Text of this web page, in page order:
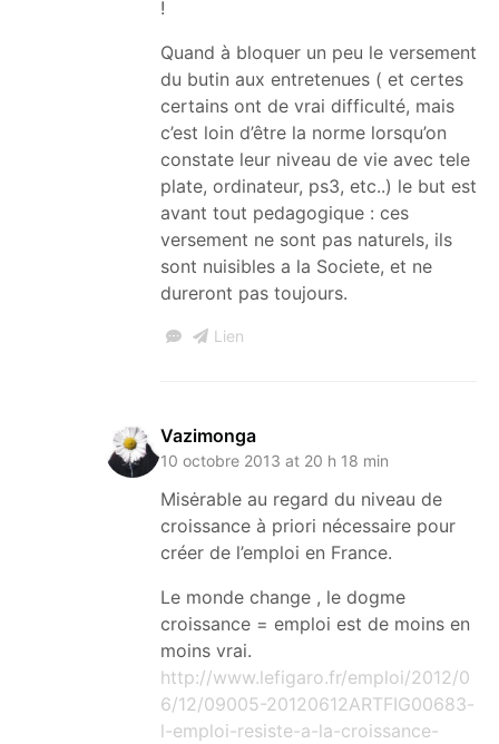
!
Quand à bloquer un peu le versement
du butin aux entretenues ( et certes
certains ont de vrai difficulté, mais
c’est loin d’être la norme lorsqu’on
constate leur niveau de vie avec tele
plate, ordinateur, ps3, etc..) le but est
avant tout pedagogique : ces
versement ne sont pas naturels, ils
sont nuisibles a la Societe, et ne
dureront pas toujours.
Lien
Vazimonga
10 octobre 2013 at 20 h 18 min
Misėrable au regard du niveau de
croissance à priori nécessaire pour
créer de l’emploi en France.
Le monde change , le dogme
croissance = emploi est de moins en
moins vrai.
http://www.lefigaro.fr/emploi/2012/0
6/12/09005-20120612ARTFIG00683-
l-emploi-resiste-a-la-croissance-